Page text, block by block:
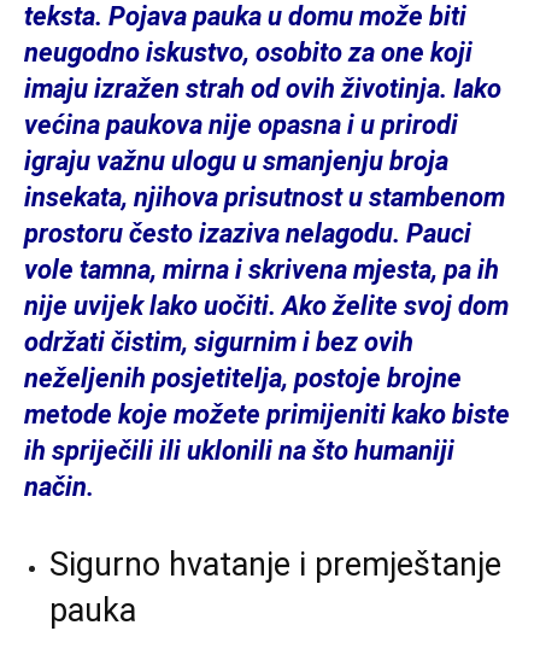
teksta. Pojava pauka u domu može biti
neugodno iskustvo, osobito za one koji
imaju izražen strah od ovih životinja. Iako
većina paukova nije opasna i u prirodi
igraju važnu ulogu u smanjenju broja
insekata, njihova prisutnost u stambenom
prostoru često izaziva nelagodu. Pauci
vole tamna, mirna i skrivena mjesta, pa ih
nije uvijek lako uočiti. Ako želite svoj dom
održati čistim, sigurnim i bez ovih
neželjenih posjetitelja, postoje brojne
metode koje možete primijeniti kako biste
ih spriječili ili uklonili na što humaniji
način.
Sigurno hvatanje i premještanje
pauka